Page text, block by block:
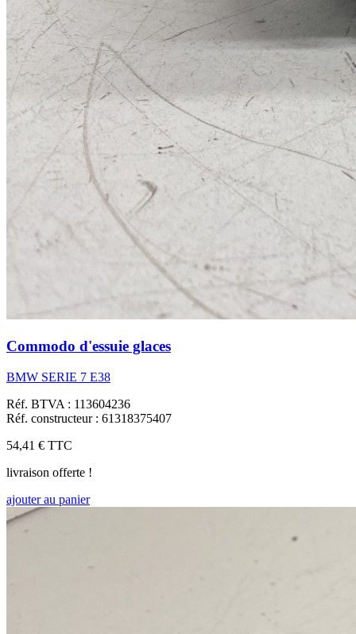
Commodo d'essuie glaces
BMW SERIE 7 E38
Réf. BTVA : 113604236
Réf. constructeur : 61318375407
54,41 € TTC
livraison offerte !
ajouter au panier